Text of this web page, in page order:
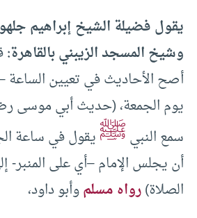
يقول فضيلة الشيخ إبراهيم
وشيخ المسجد الزيبني بالقاهرة:
أصح الأحاديث في تعيين الساعة
يوم الجمعة، (حديث أبي موسى
سمع النبيﷺيقول في ساعة
أن يجلس الإمام –أي على المنبر-
الصلاة)رواه مسلموأبو داود،